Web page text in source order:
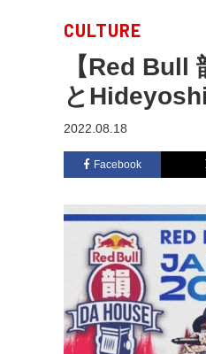
CULTURE
【Red Bull
と
2022.08.18
Facebook